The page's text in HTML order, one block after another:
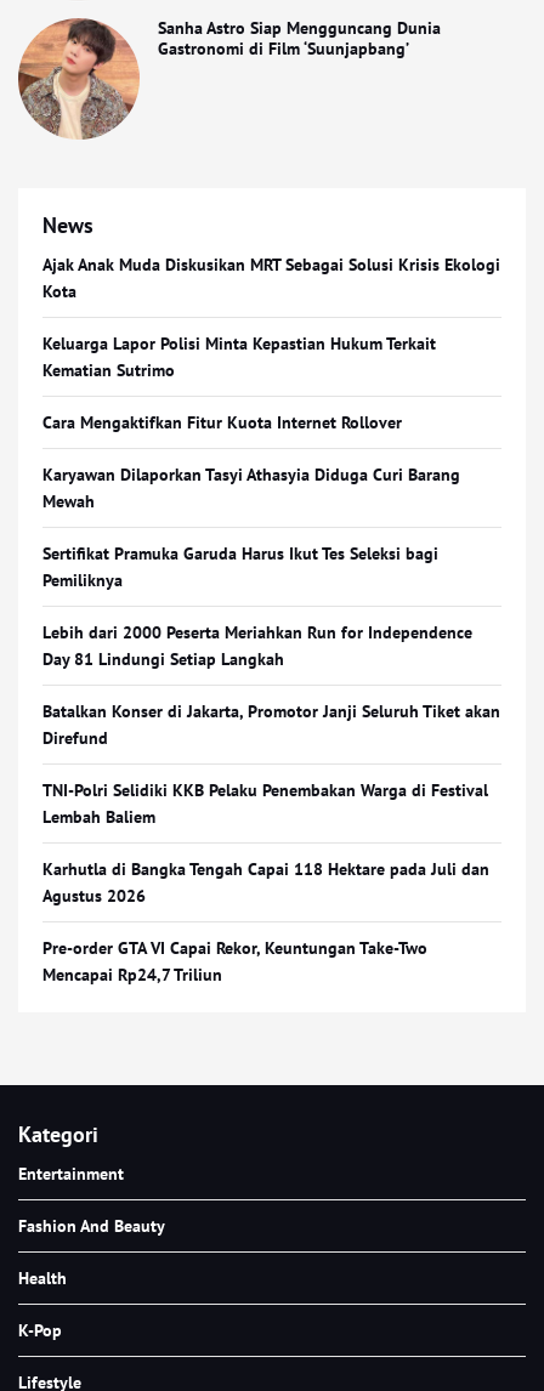
Sanha Astro Siap Mengguncang Dunia
Gastronomi di Film ‘Suunjapbang’
News
Ajak Anak Muda Diskusikan MRT Sebagai Solusi Krisis Ekologi
Kota
Keluarga Lapor Polisi Minta Kepastian Hukum Terkait
Kematian Sutrimo
Cara Mengaktifkan Fitur Kuota Internet Rollover
Karyawan Dilaporkan Tasyi Athasyia Diduga Curi Barang
Mewah
Sertifikat Pramuka Garuda Harus Ikut Tes Seleksi bagi
Pemiliknya
Lebih dari 2000 Peserta Meriahkan Run for Independence
Day 81 Lindungi Setiap Langkah
Batalkan Konser di Jakarta, Promotor Janji Seluruh Tiket akan
Direfund
TNI-Polri Selidiki KKB Pelaku Penembakan Warga di Festival
Lembah Baliem
Karhutla di Bangka Tengah Capai 118 Hektare pada Juli dan
Agustus 2026
Pre-order GTA VI Capai Rekor, Keuntungan Take-Two
Mencapai Rp24,7 Triliun
Kategori
Entertainment
Fashion And Beauty
Health
K-Pop
Lifestyle